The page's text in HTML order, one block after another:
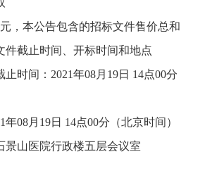
本公告包含的招标文件售价总和
截止时间、开标时间和地点
间：2021年08月19日 14点00分
月19日 14点00分（北京时间）
山医院行政楼五层会议室